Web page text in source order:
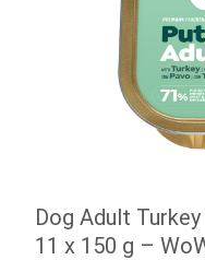
Dog Adult
11 x 150 g –